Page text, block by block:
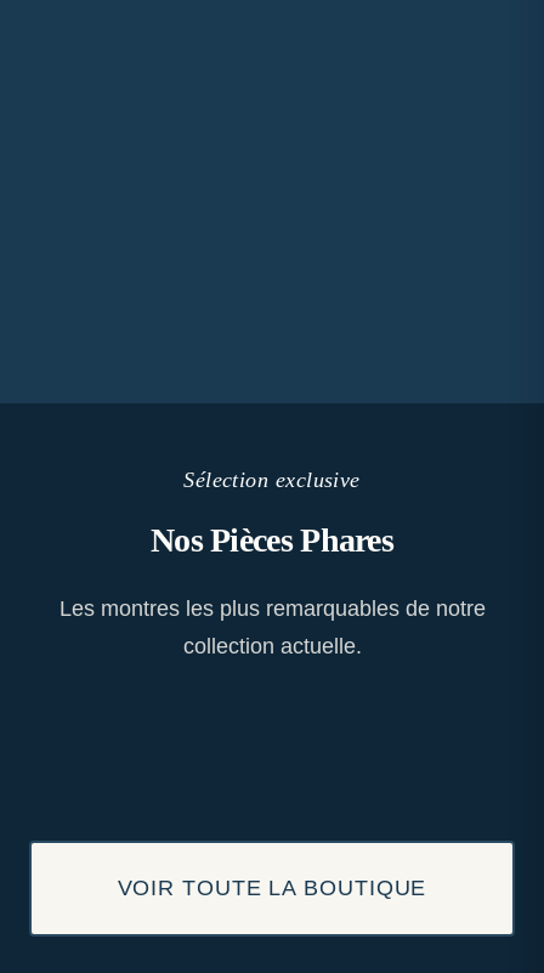
Sélection exclusive
Nos Pièces Phares
Les montres les plus remarquables de notre
collection actuelle.
VOIR TOUTE LA BOUTIQUE